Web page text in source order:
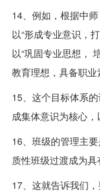
14、例如，根据中
以“形成专业意识，
以“巩固专业思想，
教育理想，具备职业
15、这个目标体系
成集体意识为核心，
16、班级的管理主
质性班级过渡成为具
17、这就告诉我们